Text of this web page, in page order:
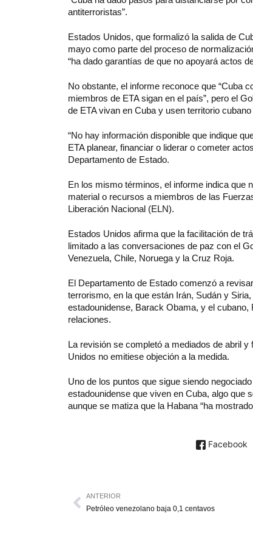
antiterroristas”.
Estados Unidos, que formalizó la salida de
mayo como parte del proceso de
“ha dado garantías de que no apoyará actos
No obstante, el informe reconoce que “Cuba
miembros de ETA sigan en el país”, pero el
de ETA vivan en Cuba y usen territorio
“No hay información disponible que indique
ETA planear, financiar o liderar o cometer
Departamento de Estado.
En los mismo términos, el informe indica que
material o recursos a miembros de las
Liberación Nacional (ELN).
Estados Unidos afirma que la facilitación de
limitado a las conversaciones de paz con el
Venezuela, Chile, Noruega y la Cruz Roja.
El Departamento de Estado comenzó a
terrorismo, en la que están Irán, Sudán y
estadounidense, Barack Obama, y el
relaciones.
La revisión se completó a mediados de abril
Unidos no emitiese objeción a la medida.
Uno de los puntos que sigue siendo
estadounidense que viven en Cuba, algo que
aunque se matiza que la Habana “ha
Facebook
ANTERIOR
Petróleo venezolano baja 0,1 centavos